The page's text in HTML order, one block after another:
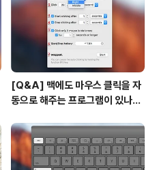
[Q&A] 맥에도 마우스 클릭을 자
동으로 해주는 프로그램이 있나